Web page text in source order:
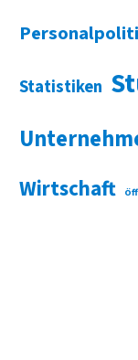
Statistiken
Wirtschaft